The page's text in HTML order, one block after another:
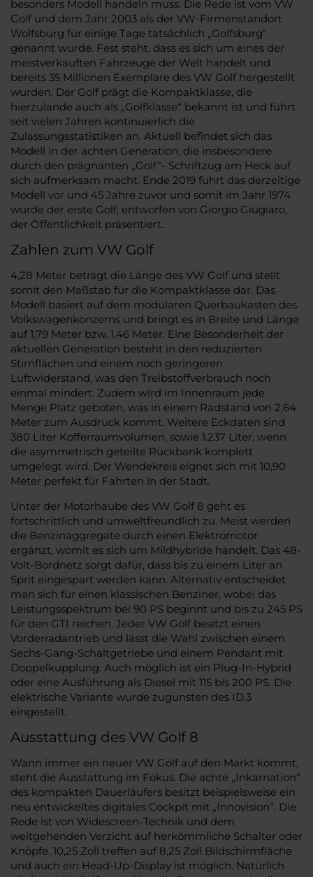
besonders Modell handeln muss. Die Rede ist vom VW
Golf und dem Jahr 2003 als der VW-Firmenstandort
Wolfsburg für einige Tage tatsächlich „Golfsburg“
genannt wurde. Fest steht, dass es sich um eines der
meistverkauften Fahrzeuge der Welt handelt und
bereits 35 Millionen Exemplare des VW Golf hergestellt
wurden. Der Golf prägt die Kompaktklasse, die
hierzulande auch als „Golfklasse“ bekannt ist und führt
seit vielen Jahren kontinuierlich die
Zulassungsstatistiken an. Aktuell befindet sich das
Modell in der achten Generation, die insbesondere
durch den prägnanten „Golf“- Schriftzug am Heck auf
sich aufmerksam macht. Ende 2019 fuhrt das derzeitige
Modell vor und 45 Jahre zuvor und somit im Jahr 1974
wurde der erste Golf, entworfen von Giorgio Giugiaro,
der Öffentlichkeit präsentiert.
Zahlen zum VW Golf
4,28 Meter beträgt die Länge des VW Golf und stellt
somit den Maßstab für die Kompaktklasse dar. Das
Modell basiert auf dem modularen Querbaukasten des
Volkswagenkonzerns und bringt es in Breite und Länge
auf 1,79 Meter bzw. 1,46 Meter. Eine Besonderheit der
aktuellen Generation besteht in den reduzierten
Stirnflächen und einem noch geringeren
Luftwiderstand, was den Treibstoffverbrauch noch
einmal mindert. Zudem wird im Innenraum jede
Menge Platz geboten, was in einem Radstand von 2,64
Meter zum Ausdruck kommt. Weitere Eckdaten sind
380 Liter Kofferraumvolumen, sowie 1.237 Liter, wenn
die asymmetrisch geteilte Rückbank komplett
umgelegt wird. Der Wendekreis eignet sich mit 10,90
Meter perfekt für Fahrten in der Stadt.
Unter der Motorhaube des VW Golf 8 geht es
fortschrittlich und umweltfreundlich zu. Meist werden
die Benzinaggregate durch einen Elektromotor
ergänzt, womit es sich um Mildhybride handelt. Das 48-
Volt-Bordnetz sorgt dafür, dass bis zu einem Liter an
Sprit eingespart werden kann. Alternativ entscheidet
man sich für einen klassischen Benziner, wobei das
Leistungsspektrum bei 90 PS beginnt und bis zu 245 PS
für den GTI reichen. Jeder VW Golf besitzt einen
Vorderradantrieb und lässt die Wahl zwischen einem
Sechs-Gang-Schaltgetriebe und einem Pendant mit
Doppelkupplung. Auch möglich ist ein Plug-In-Hybrid
oder eine Ausführung als Diesel mit 115 bis 200 PS. Die
elektrische Variante wurde zugunsten des ID.3
eingestellt.
Ausstattung des VW Golf 8
Wann immer ein neuer VW Golf auf den Markt kommt,
steht die Ausstattung im Fokus. Die achte „Inkarnation“
des kompakten Dauerläufers besitzt beispielsweise ein
neu entwickeltes digitales Cockpit mit „Innovision“. Die
Rede ist von Widescreen-Technik und dem
weitgehenden Verzicht auf herkömmliche Schalter oder
Knöpfe. 10,25 Zoll treffen auf 8,25 Zoll Bildschirmfläche
und auch ein Head-Up-Display ist möglich. Natürlich